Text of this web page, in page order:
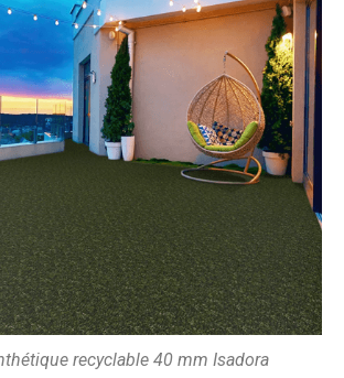
recyclable 40 mm Isadora